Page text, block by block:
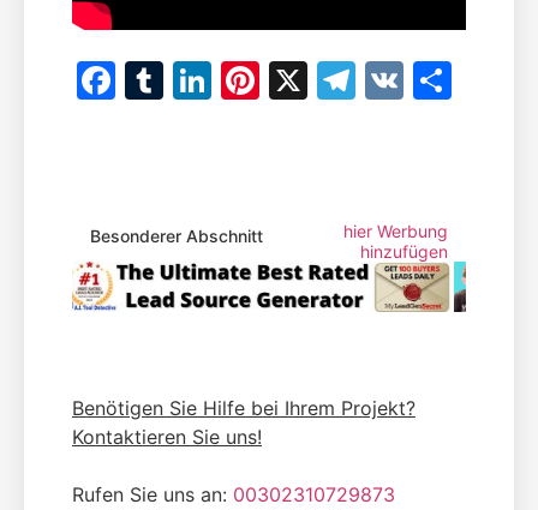
Facebook
Tumblr
LinkedIn
Pinterest
X Telegram
VK
Besonderer Abschnitt
hier Werbung
hinzufügen
Benötigen Sie Hilfe bei Ihrem Projekt?
Kontaktieren Sie uns!
Rufen Sie uns an: 00302310729873